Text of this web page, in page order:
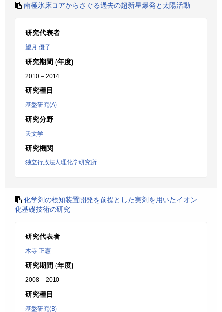
南極氷床コアからさぐる過去の超新星爆発と太陽活動
研究代表者
望月 優子
研究期間 (年度)
2010 – 2014
研究種目
基盤研究(A)
研究分野
天文学
研究機関
独立行政法人理化学研究所
化学剤の検知装置開発を前提とした実剤を用いたイオン
化基礎技術の研究
研究代表者
木寺 正憲
研究期間 (年度)
2008 – 2010
研究種目
基盤研究(B)